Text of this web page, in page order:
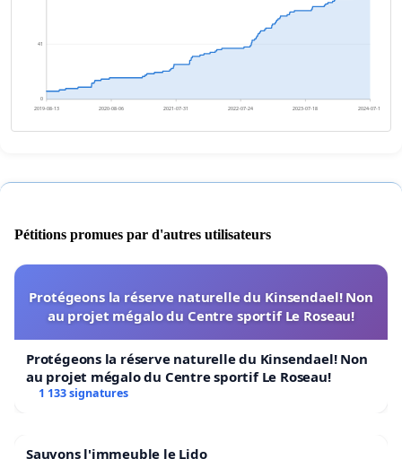
0
41
2019-08-13 2020-08-06 2021-07-31 2022-07-24 2023-07-18 2024-07-11
Pétitions promues par d'autres utilisateurs
Protégeons la réserve naturelle du Kinsendael! Non
au projet mégalo du Centre sportif Le Roseau!
Protégeons la réserve naturelle du Kinsendael! Non
au projet mégalo du Centre sportif Le Roseau!
1 133 signatures
Sauvons l'immeuble le Lido